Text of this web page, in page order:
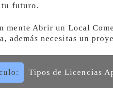
tu futuro.
mente Abrir un Local
además necesitas un
Tipos de Licencias